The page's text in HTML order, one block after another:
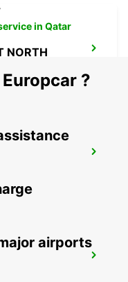
NORTH
in Qatar
?
airports